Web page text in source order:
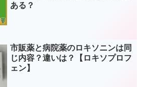
ある？
市販薬と病院薬のロキソニンは同
じ内容？違いは？【ロキソプロフ
ェン】